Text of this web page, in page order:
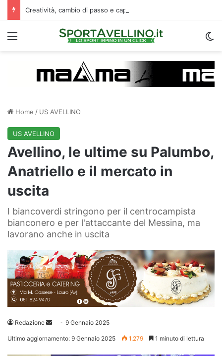
Menu
Home / US AVELLINO
US AVELLINO
Avellino, le ultime su Palumbo,
Anatriello e il mercato in
uscita
I biancoverdi stringono per il centrocampista
bianconero e per l'attaccante del Messina, ma
lavorano anche in uscita
Redazione
Invia 9 Gennaio 2025
Ultimo aggiornamento: 9 Gennaio 2025 1.279 1 minuto di lettura